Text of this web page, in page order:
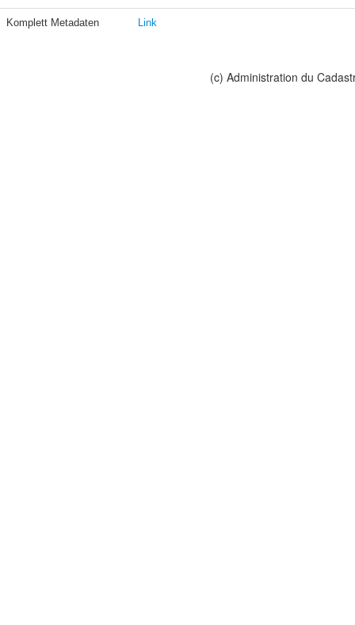
Komplett Metadaten Link
(c) Administration du